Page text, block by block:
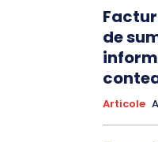
de
Articole